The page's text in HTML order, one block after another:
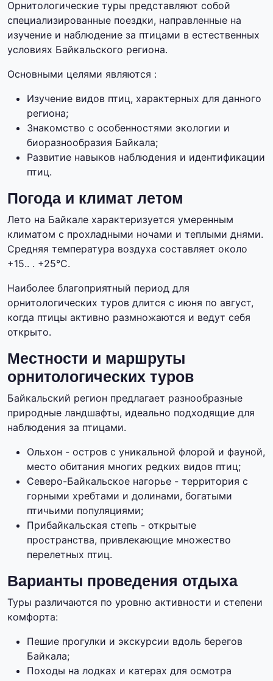
Орнитологические туры представляют собой
специализированные поездки, направленные на
изучение и наблюдение за птицами в естественных
условиях Байкальского региона.
Основными целями являются :
Изучение видов птиц, характерных для данного
региона;
Знакомство с особенностями экологии и
биоразнообразия Байкала;
Развитие навыков наблюдения и идентификации
птиц.
Погода и климат летом
Лето на Байкале характеризуется умеренным
климатом с прохладными ночами и теплыми днями.
Средняя температура воздуха составляет около
+15.. . +25°C.
Наиболее благоприятный период для
орнитологических туров длится с июня по август,
когда птицы активно размножаются и ведут себя
открыто.
Местности и маршруты
орнитологических туров
Байкальский регион предлагает разнообразные
природные ландшафты, идеально подходящие для
наблюдения за птицами.
Ольхон - остров с уникальной флорой и фауной,
место обитания многих редких видов птиц;
Северо-Байкальское нагорье - территория с
горными хребтами и долинами, богатыми
птичьими популяциями;
Прибайкальская степь - открытые
пространства, привлекающие множество
перелетных птиц.
Варианты проведения отдыха
Туры различаются по уровню активности и степени
комфорта:
Пешие прогулки и экскурсии вдоль берегов
Байкала;
Походы на лодках и катерах для осмотра